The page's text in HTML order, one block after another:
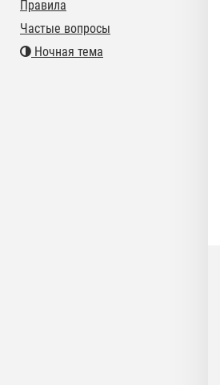
Правила
Частые вопросы
Ночная тема